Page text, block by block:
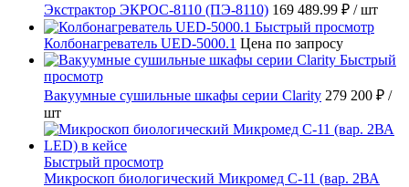
Экстрактор ЭКРОС-8110 (ПЭ-8110) 169 489.99 ₽ / шт
Быстрый просмотр
Колбонагреватель UED-5000.1 Цена по запросу
Быстрый
просмотр
Вакуумные сушильные шкафы серии Clarity 279 200 ₽ /
шт
Быстрый просмотр
Микроскоп биологический Микромед С-11 (вар. 2ВА